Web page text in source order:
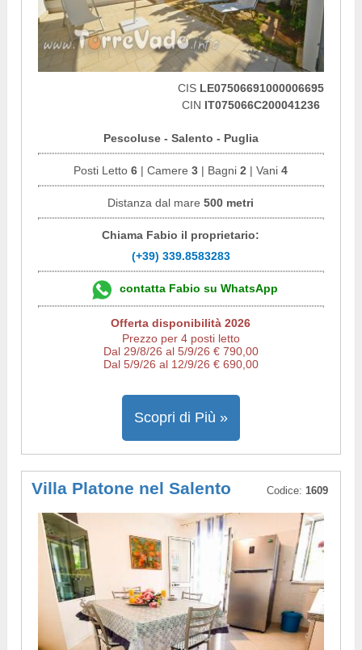
CIS LE07506691000006695
CIN IT075066C200041236
Pescoluse - Salento - Puglia
Posti Letto6 | Camere3 | Bagni2 | Vani4
Distanza dal mare500 metri
Chiama Fabio il proprietario:
(+39) 339.8583283
contatta Fabio su WhatsApp
Offerta disponibilità 2026
Prezzo per 4 posti letto
Dal 29/8/26 al 5/9/26 € 790,00
Dal 5/9/26 al 12/9/26 € 690,00
Scopri di Più »
Villa Platone nel Salento Codice: 1609